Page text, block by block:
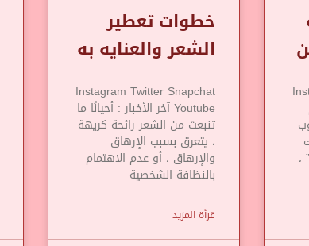
،
خطوات تعطير
الشعر والعنايه به
Instagram Twitter Snapchat
Youtube آخر الأخبار : أحيانًا ما
تنبعث من الشعر رائحة كريهة
، يتعرق بسبب الإرهاق
والإرهاق ، أو عدم الاهتمام
بالنظافة الشخصية
قرأة المزيد